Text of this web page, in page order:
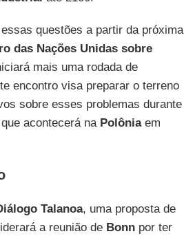
questões a partir da próxima
das Nações Unidas sobre
mais uma rodada de
encontro visa preparar o terreno
sobre esses problemas durante
acontecerá na Polôniaem
Talanoa, uma proposta de
a reunião de Bonnpor ter